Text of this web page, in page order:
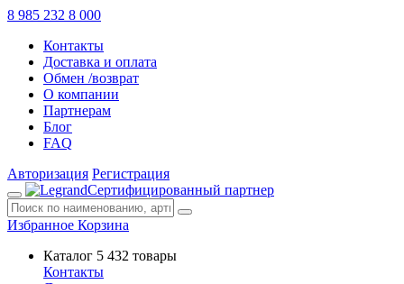
8 985 232 8 000
Контакты
Доставка и оплата
Обмен /возврат
О компании
Партнерам
Блог
FAQ
Авторизация Регистрация
Сертифицированный партнер
Избранное Корзина
Каталог 5 432 товары
Контакты